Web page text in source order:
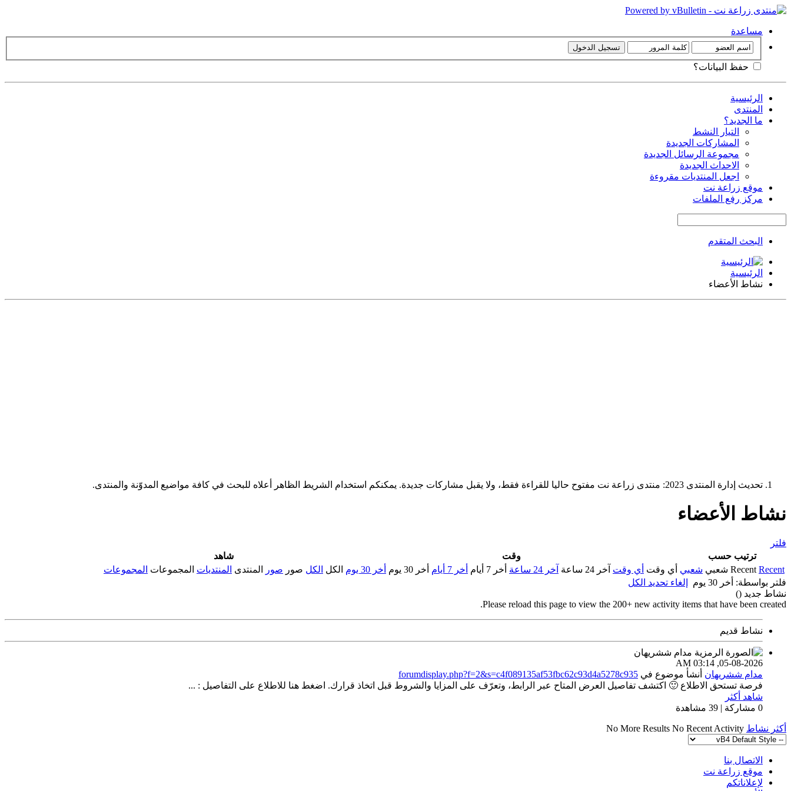
مساعدة
حفظ البيانات؟
الرئيسية
المنتدى
ما الجديد؟
التيار النشط
المشاركات الجديدة
مجموعة الرسائل الجديدة
الاحداث الجديدة
اجعل المنتديات مقروءة
موقع زراعة نت
مركز رفع الملفات
البحث المتقدم
الرئيسية
نشاط الأعضاء
تحديث إدارة المنتدى 2023: منتدى زراعة نت مفتوح حاليا للقراءة فقط، ولا يقبل مشاركات جديدة. يمكنكم استخدام الشريط الظاهر أعلاه للبحث في كافة مواضيع المدوّنة والمنتدى.
نشاط الأعضاء
فلتر
ترتيب حسب
وقت
شاهد
Recent Recent شعبي شعبي أي وقت أي وقت آخر 24 ساعة آخر 24 ساعة أخر 7 أيام أخر 7 أيام أخر 30 يوم أخر 30 يوم الكل الكل صور صور المنتدى المنتديات المجموعات المجموعات
فلتر بواسطة: أخر 30 يوم
إلغاء تحديد الكل
نشاط جديد ()
Please reload this page to view the 200+ new activity items that have been created.
نشاط قديم
05-08-2026,
03:14 AM
مدام ششريهان أنشأ موضوع في forumdisplay.php?f=2&s=c4f089135af53fbc62c93d4a5278c935
فرصة تستحق الاطلاع 🙂 اكتشف تفاصيل العرض المتاح عبر الرابط، وتعرّف على المزايا والشروط قبل اتخاذ قرارك. اضغط هنا للاطلاع على التفاصيل : ...
شاهد أكثر
0 مشاركة | 39 مشاهدة
أكثر نشاط No More Results No Recent Activity
الاتصال بنا
موقع زراعة نت
لإعلاناتكم